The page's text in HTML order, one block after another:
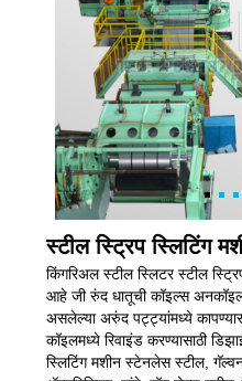
स्टील स्ट्रिप स्लिटिंग
किंगरिअल स्टील स्लिटर स्टील
आहे जी रुंद धातूची कॉइल्स
असलेल्या अरुंद पट्ट्यांमध्ये
कॉइलमध्ये रिवाइंड करण्यासाठी
स्लिटिंग मशीन स्टेनलेस स्टील,